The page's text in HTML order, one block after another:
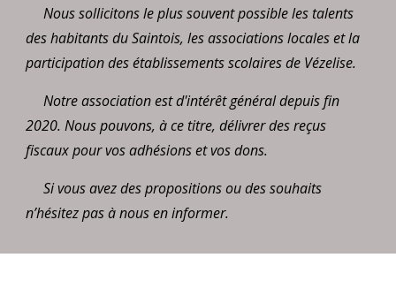
Nous sollicitons le plus souvent possible les talents
des habitants du Saintois, les associations locales et la
participation des établissements scolaires de Vézelise.
Notre association est d'intérêt général depuis fin
2020. Nous pouvons, à ce titre, délivrer des reçus
fiscaux pour vos adhésions et vos dons.
Si vous avez des propositions ou des souhaits
n’hésitez pas à nous en informer.